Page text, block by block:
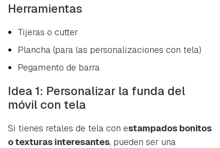
Herramientas
Tijeras o cutter
Plancha (para las personalizaciones con tela)
Pegamento de barra
Idea 1: Personalizar la funda del
móvil con tela
Si tienes retales de tela con estampados bonitos
o texturas interesantes, pueden ser una